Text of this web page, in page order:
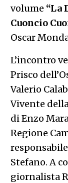
volume “La
Cuoncio
Oscar
L’incontro
Prisco
Valerio
Vivente
di Enzo
Regione
Stefano. A
giornalista